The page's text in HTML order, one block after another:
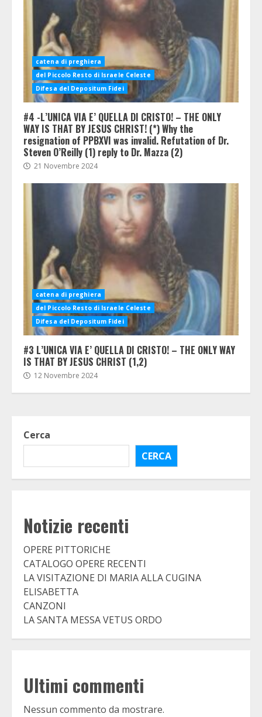
catena di preghiera
del Piccolo Resto di Israele Celeste
Difesa del Depositum Fidei
#4 -L’UNICA VIA E’ QUELLA DI CRISTO! – THE ONLY
WAY IS THAT BY JESUS CHRIST! (*) Why the
resignation of PPBXVI was invalid. Refutation of Dr.
Steven O’Reilly (1) reply to Dr. Mazza (2)
21 Novembre 2024
catena di preghiera
del Piccolo Resto di Israele Celeste
Difesa del Depositum Fidei
#3 L’UNICA VIA E’ QUELLA DI CRISTO! – THE ONLY WAY
IS THAT BY JESUS CHRIST (1,2)
12 Novembre 2024
Cerca
CERCA
Notizie recenti
OPERE PITTORICHE
CATALOGO OPERE RECENTI
LA VISITAZIONE DI MARIA ALLA CUGINA
ELISABETTA
CANZONI
LA SANTA MESSA VETUS ORDO
Ultimi commenti
Nessun commento da mostrare.